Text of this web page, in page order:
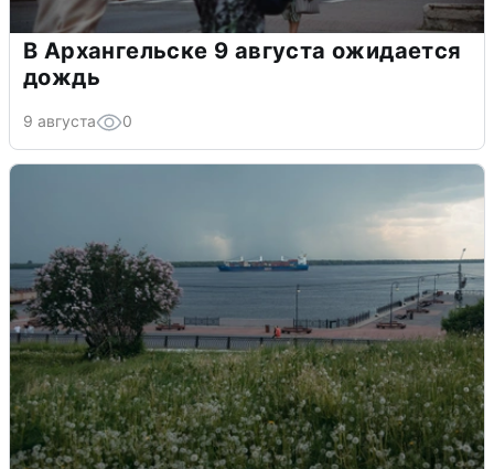
В Архангельске 9 августа ожидается
дождь
9 августа 0